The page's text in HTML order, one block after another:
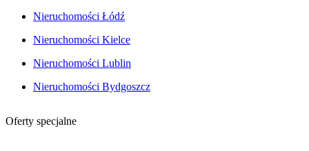
Nieruchomości Łódź
Nieruchomości Kielce
Nieruchomości Lublin
Nieruchomości Bydgoszcz
Oferty specjalne